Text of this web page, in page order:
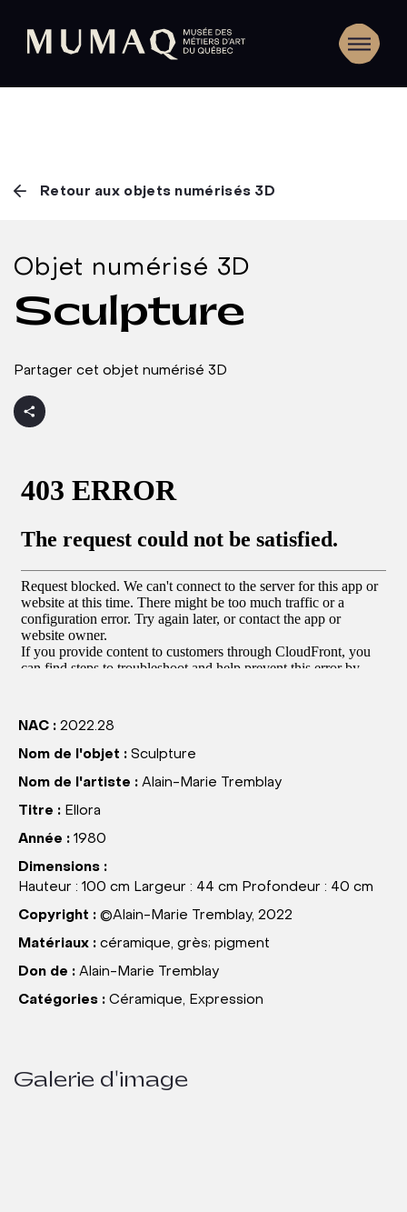
Retour aux objets numérisés 3D
Objet numérisé 3D
Sculpture
Partager cet objet numérisé 3D
NAC : 2022.28
Nom de l'objet : Sculpture
Nom de l'artiste : Alain-Marie Tremblay
Titre : Ellora
Année : 1980
Dimensions :
Hauteur : 100 cm Largeur : 44 cm Profondeur : 40 cm
Copyright : ©Alain-Marie Tremblay, 2022
Matériaux : céramique, grès; pigment
Don de : Alain-Marie Tremblay
Catégories : Céramique, Expression
Galerie d'image